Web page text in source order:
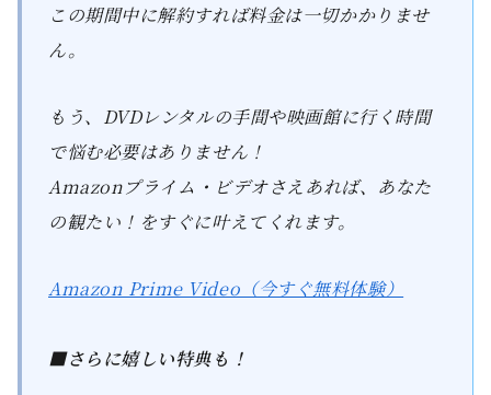
この期間中に解約すれば料金は一切かかりませ
ん。
もう、DVDレンタルの手間や映画館に行く時間
で悩む必要はありません！
Amazonプライム・ビデオさえあれば、あなた
の観たい！をすぐに叶えてくれます。
Amazon Prime Video（今すぐ無料体験）
■さらに嬉しい特典も！